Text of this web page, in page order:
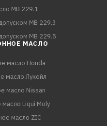
MB 229.1
MB 229.3
MB 229.5
МАСЛО
масло Honda
масло Лукойл
масло Nissan
Liqui Moly
масло ZIC